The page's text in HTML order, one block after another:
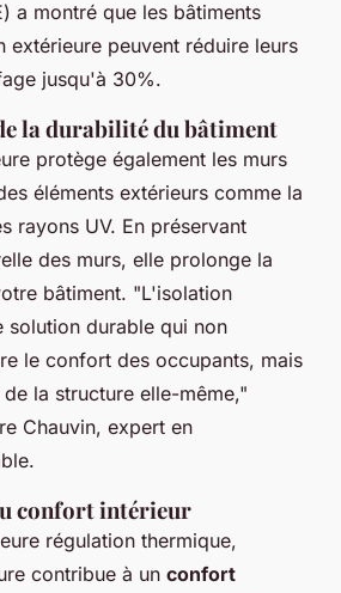
a montré que les bâtiments
extérieure peuvent réduire leurs
jusqu'à 30%.
la durabilité du bâtiment
protège également les murs
éléments extérieurs comme la
rayons UV. En préservant
des murs, elle prolonge la
bâtiment. "L'isolation
solution durable qui non
le confort des occupants, mais
la structure elle-même,"
Chauvin, expert en
confort intérieur
régulation thermique,
contribue à un confort